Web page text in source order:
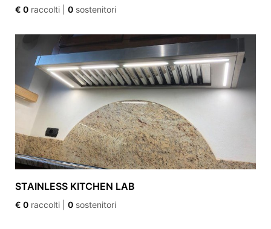
€ 0 raccolti 0 sostenitori
STAINLESS KITCHEN LAB
€ 0 raccolti 0 sostenitori